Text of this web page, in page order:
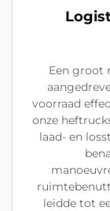
Een groot
voorraad
onze
laad- en
leidde tot